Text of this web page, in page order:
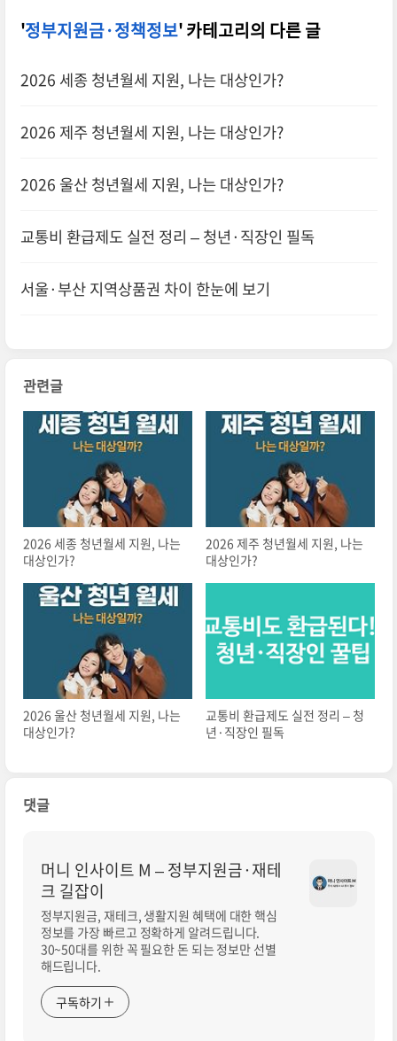
'정부지원금·정책정보' 카테고리의 다른 글
2026 세종 청년월세 지원, 나는 대상인가?
2026 제주 청년월세 지원, 나는 대상인가?
2026 울산 청년월세 지원, 나는 대상인가?
교통비 환급제도 실전 정리 – 청년·직장인 필독
서울·부산 지역상품권 차이 한눈에 보기
관련글
2026 세종 청년월세 지원, 나는
대상인가?
2026 제주 청년월세 지원, 나는
대상인가?
2026 울산 청년월세 지원, 나는
대상인가?
교통비 환급제도 실전 정리 – 청
년·직장인 필독
댓글
머니 인사이트 M – 정부지원금·재테
크 길잡이
정부지원금, 재테크, 생활지원 혜택에 대한 핵심
정보를 가장 빠르고 정확하게 알려드립니다.
30~50대를 위한 꼭 필요한 돈 되는 정보만 선별
해드립니다.
구독하기